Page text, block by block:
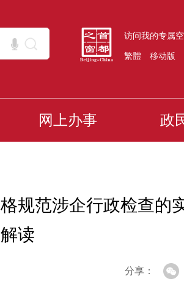
访问我的专属
繁體 移动版
网上办事 政
规范涉企行政检查的
读
分享：